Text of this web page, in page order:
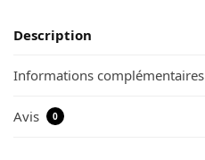
Description
Informations complémentaires
Avis 0